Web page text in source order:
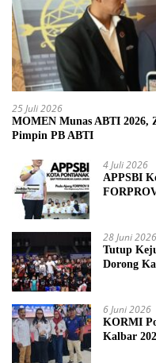
25 Juli 2026
MOMEN Munas ABTI 2026,
Pimpin PB ABTI
4 Juli 2026
APPSBI
28 Juni 2026
Tutup
Dorong
6 Juni 2026
KORMI
Kalbar